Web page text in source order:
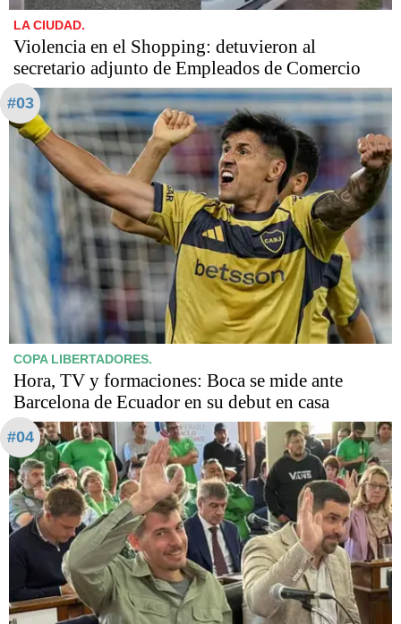
LA CIUDAD.
Violencia en el Shopping: detuvieron al
secretario adjunto de Empleados de Comercio
#03
COPA LIBERTADORES.
Hora, TV y formaciones: Boca se mide ante
Barcelona de Ecuador en su debut en casa
#04